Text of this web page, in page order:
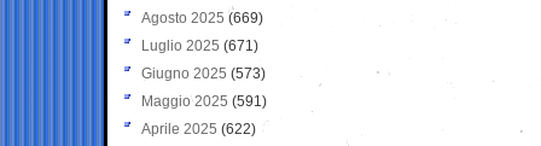
Agosto 2025 (669)
Luglio 2025 (671)
Giugno 2025 (573)
Maggio 2025 (591)
Aprile 2025 (622)